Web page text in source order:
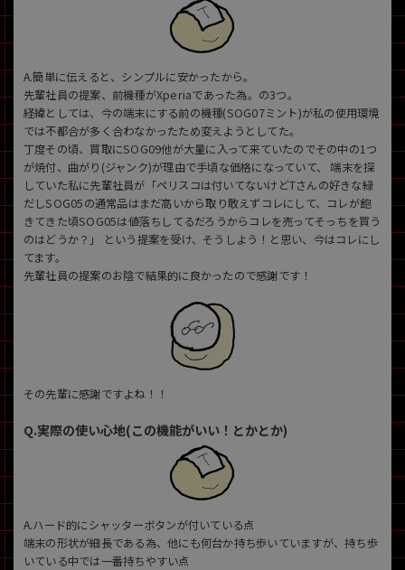
A.簡単に伝えると、シンプルに安かったから。
先輩社員の提案、前機種がXperiaであった為。の3つ。
経緯としては、今の端末にする前の機種(SOG07ミント)が私の使用環境
では不都合が多く合わなかったため変えようとしてた。
丁度その頃、買取にSOG09他が大量に入って来ていたのでその中の1つ
が焼付、曲がり(ジャンク)が理由で手頃な価格になっていて、 端末を探
していた私に先輩社員が「ペリスコは付いてないけどTさんの好きな緑
だしSOG05の通常品はまだ高いから取り敢えずコレにして、コレが飽
きてきた頃SOG05は値落ちしてるだろうからコレを売ってそっちを買う
のはどうか？」 という提案を受け、そうしよう！と思い、今はコレにし
てます。
先輩社員の提案のお陰で結果的に良かったので感謝です！
その先輩に感謝ですよね！！
Q.実際の使い心地(この機能がいい！とかとか)
A.ハード的にシャッターボタンが付いている点
端末の形状が細長である為、他にも何台か持ち歩いていますが、持ち歩
いている中では一番持ちやすい点